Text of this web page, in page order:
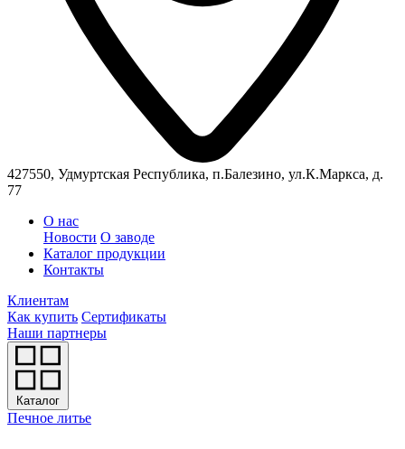
427550, Удмуртская Республика, п.Балезино, ул.К.Маркса, д.
77
О нас
Новости О заводе
Каталог продукции
Контакты
Клиентам
Как купить Сертификаты
Наши партнеры
Каталог
Печное литье